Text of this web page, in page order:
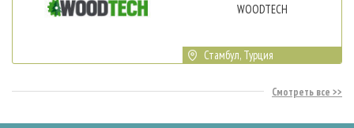
WOODTECH
Стамбул, Турция
Смотреть все